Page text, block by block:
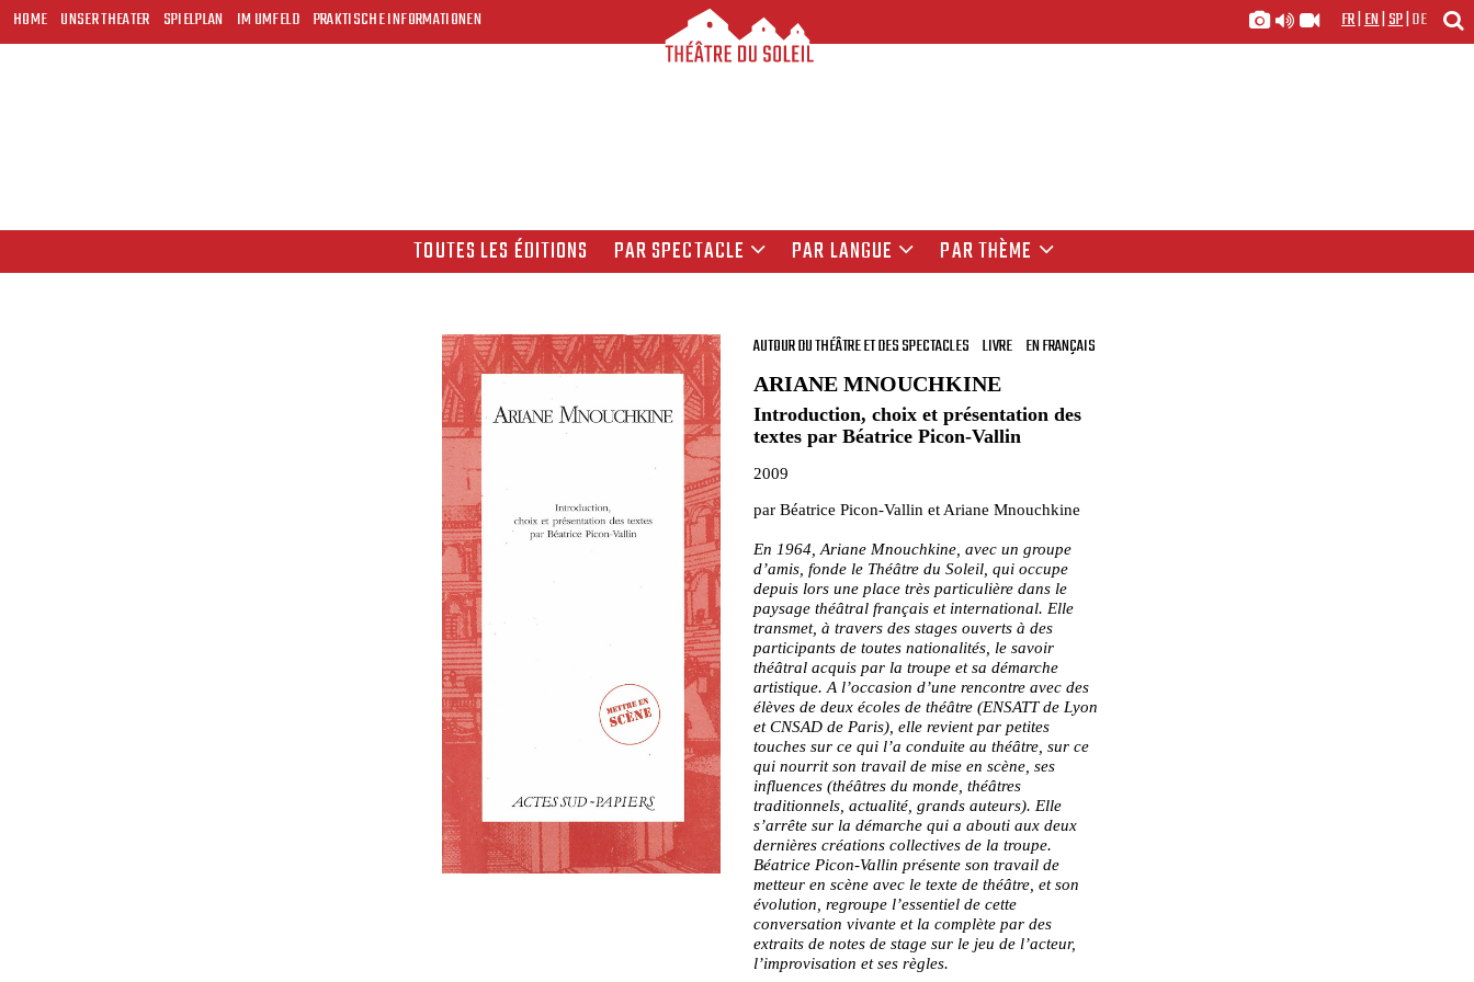
HOME UNSER THEATER SPIELPLAN IM UMFELD PRAKTISCHE INFORMATIONEN FR|EN|SP|DE
TOUTES LES ÉDITIONS PAR SPECTACLE PAR LANGUE PAR THÈME
AUTOUR DU THÉÂTRE ET DES SPECTACLES LIVRE EN FRANÇAIS
ARIANE MNOUCHKINE
Introduction, choix et présentation des
textes par Béatrice Picon-Vallin
2009
par Béatrice Picon-Vallin et Ariane Mnouchkine
En 1964, Ariane Mnouchkine, avec un groupe
d’amis, fonde le Théâtre du Soleil, qui occupe
depuis lors une place très particulière dans le
paysage théâtral français et international. Elle
transmet, à travers des stages ouverts à des
participants de toutes nationalités, le savoir
théâtral acquis par la troupe et sa démarche
artistique. A l’occasion d’une rencontre avec des
élèves de deux écoles de théâtre (ENSATT de Lyon
et CNSAD de Paris), elle revient par petites
touches sur ce qui l’a conduite au théâtre, sur ce
qui nourrit son travail de mise en scène, ses
influences (théâtres du monde, théâtres
traditionnels, actualité, grands auteurs). Elle
s’arrête sur la démarche qui a abouti aux deux
dernières créations collectives de la troupe.
Béatrice Picon-Vallin présente son travail de
metteur en scène avec le texte de théâtre, et son
évolution, regroupe l’essentiel de cette
conversation vivante et la complète par des
extraits de notes de stage sur le jeu de l’acteur,
l’improvisation et ses règles.